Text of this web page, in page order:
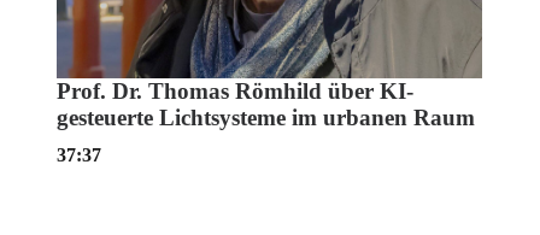
Prof. Dr. Thomas Römhild über KI-
gesteuerte Lichtsysteme im urbanen Raum
37:37